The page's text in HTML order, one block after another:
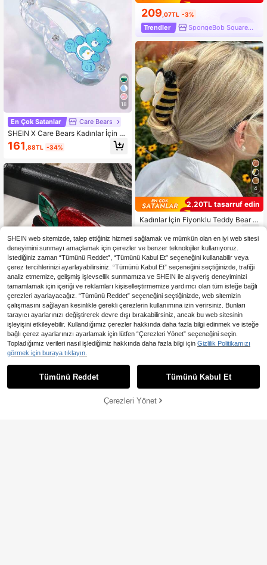
18
En Çok Satanlar Care Bears
SHEIN X Care Bears Kadınlar İçin S
evimli Çift Taraflı 3D Ayı Tasarımlı S
aç Tokası
161 ,88TL -34%
12
1 adet Akrilik Simli Sevimli Tatlı Elm
a Meyve Baskılı Saç Tokası, Kırsal
Tarz Saç Aksesuarı Saç Klipsi Saç
Tokası Saç Kelepçesi Saç Klipsi Sa
ç Tokası Sonbahar Kış Kadınlar İçin
ası Yaz, Tatil, Seyahat, Festival, Par
22 kaldı
87,80TL
209 ,07TL -3%
Trendler SpongeBob SquarePants
4
2,20TL tasarruf edin
Kadınlar İçin Fiyonklu Teddy Bear S
aç Kıskaç Aksesuarı, Sevimli Dokul
u Asetat Teddy Bear Saç Kıskacı, K
ahverengi Topuz Saç Kıskacı
121
SEPETE EKLE
SHEIN web sitemizde, talep ettiğiniz hizmeti sağlamak ve mümkün olan en iyi web sitesi
deneyimini sunmayı amaçlamak için çerezler ve benzer teknolojiler kullanıyoruz.
İstediğiniz zaman “Tümünü Reddet”, “Tümünü Kabul Et” seçeneğini kullanabilir veya
çerez tercihlerinizi ayarlayabilirsiniz. “Tümünü Kabul Et” seçeneğini seçtiğinizde, trafiği
analiz etmemize, gelişmiş işlevsellik sunmamıza ve SHEIN ile alışveriş deneyiminizi
tamamlamak için içeriği ve reklamları kişiselleştirmemize yardımcı olan tüm isteğe bağlı
çerezleri ayarlayacağız. “Tümünü Reddet” seçeneğini seçtiğinizde, web sitemizin
çalışmasını sağlayan kesinlikle gerekli çerezlerin kullanımına izin verirsiniz. Bunları
tarayıcı ayarlarınızı değiştirerek devre dışı bırakabilirsiniz, ancak bu web sitesinin
işleyişini etkileyebilir. Kullandığımız çerezler hakkında daha fazla bilgi edinmek ve isteğe
bağlı çerez ayarlarınızı ayarlamak için lütfen “Çerezleri Yönet” seçeneğini seçin.
Topladığımız verileri nasıl işlediğimiz hakkında daha fazla bilgi için Gizlilik Politikamızı
görmek için buraya tıklayın.
Tümünü Reddet Tümünü Kabul Et
Çerezleri Yönet